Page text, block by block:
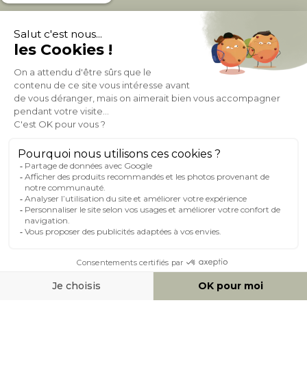
À PROPOS DE MILIBOO
AIDE & CONTACT